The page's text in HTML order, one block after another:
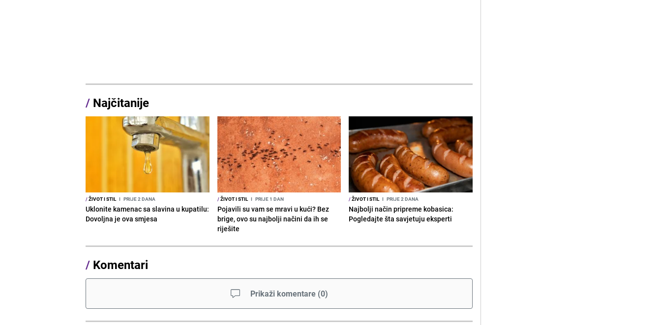
/ Najčitanije
/ŽIVOT I STIL I PRIJE 2 DANA
Uklonite kamenac sa slavina u kupatilu:
Dovoljna je ova smjesa
/ŽIVOT I STIL I PRIJE 1 DAN
Pojavili su vam se mravi u kući? Bez
brige, ovo su najbolji načini da ih se
riješite
/ŽIVOT I STIL I PRIJE 2 DANA
Najbolji način pripreme kobasica:
Pogledajte šta savjetuju eksperti
/ Komentari
Prikaži komentare (0)